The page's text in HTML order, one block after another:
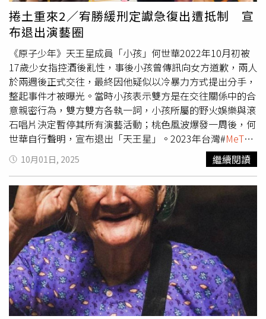
知名藝人卻濫用身分與輩分，違背被害人對其信任，企圖性
侵未遂，嚴重侵害對方性自主權與人格尊嚴。判決指出，他
至今未坦承犯行，仍堅稱不認識被害人，亦未與對方達成和
解，顯示毫無悔意，因此判刑2年6月。該案被害人長期因害
怕演藝圈潛規則與報復風險而選擇沉默，直到#MeToo 運動
於2023年在台灣延燒，才勇敢揭露過往經歷。除了這起案
件外，NONO仍面臨另外兩起追加起訴。根據士林地檢署8
月5日的最新進度，NONO另涉2011年至2013年間涉嫌性侵
一名按摩師及在車內強吻女粉絲。原本這兩案曾獲不起訴處
分，但高檢署發回重查後決定逆轉起訴，檢方依強制性交罪
與強制猥褻罪提告，並建請法院從重量刑。本案目前進入二
審審理階段，台灣高等法院預計將傳喚被告及證人進一步釐
清細節。判決結果尚待後續審理。CTWANT關心您，尊重身
體自主權，遇到性騷擾勇於制止、勇敢說不，請撥打110、
113性侵害就是犯罪，請撥打110、113現代婦女基金會 性
侵害防治服務專線02-7728-5098分機7婦女救援基金會 02-
2555-8595勵馨基金會諮詢專線 02-8911-5595/性騷擾專線
04-2223-9595
捲土重來2／宥勝緩刑定讞急復出遭抵制 宣
布退出演藝圈
《原子少年》天王星成員「小孩」何世華2022年10月初被
17歲少女指控酒後亂性，事後小孩曾傳訊向女方道歉，兩人
於兩週後正式交往，最終因他疑似以冷暴力方式提出分手，
整起事件才被曝光。當時小孩表示雙方是在交往關係中的合
意親密行為，雙方雙方各執一詞，小孩所屬的野火娛樂與滾
石唱片決定暫停其所有演藝活動；桃色風波爆發一周後，何
世華自行聲明，宣布退出「天王星」。2023年台灣#MeToo
運動爆發，藝人NONO遭一名女按摩師控訴， 2011年間前
往台北市中山區一家時尚生活會館消費，卻在過程中突然露
侵得逞。另一名被害人則因在社群平台對其節目按讚而與他
結識，不料某日搭乘他的白色賓士外出時，一上車便遭他強
吻並伸手揉捏胸部，強制猥褻得逞。NONO起初全盤否認指
控，並宣布暫停演藝工作「反省」。今年8月，士林地檢署5
日偵結，依照強制性交罪、強制猥褻罪將NONO提起公訴。
宥勝遭控對女助理強吻揉胸、舔耳，一審遭依違反《強制猥
褻罪》判刑8月，案經二審審理，台灣高等法院宣判，仍判
刑8月、緩刑5年，並繳付公庫200萬元。官司剛落幕2個
月，宥勝在今年4月拍片宣布重啟YouTube頻道復出，受到
10月01日, 2025 繼續閱讀